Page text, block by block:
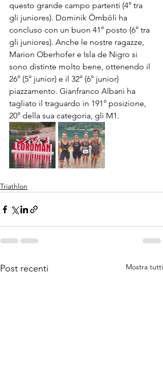
questo grande campo partenti (4° tra
gli juniores). Dominik Ömböli ha
concluso con un buon 41° posto (6° tra
gli juniores). Anche le nostre ragazze,
Marion Oberhofer e Isla de Nigro si
sono distinte molto bene, ottenendo il
26° (5° junior) e il 32° (6° junior)
piazzamento. Gianfranco Albani ha
tagliato il traguardo in 191° posizione,
20° della sua categoria, gli M1.
Triathlon
Post recenti Mostra tutti